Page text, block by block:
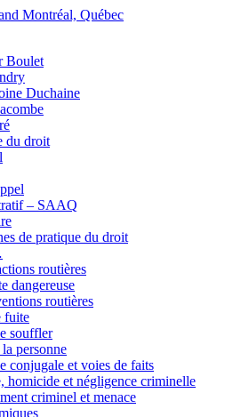
Montréal, Québec
Boulet
Duchaine
du droit
– SAAQ
de pratique du droit
routières
dangereuse
routières
fuite
souffler
personne
conjugale et voies de faits
homicide et négligence criminelle
criminel et menace